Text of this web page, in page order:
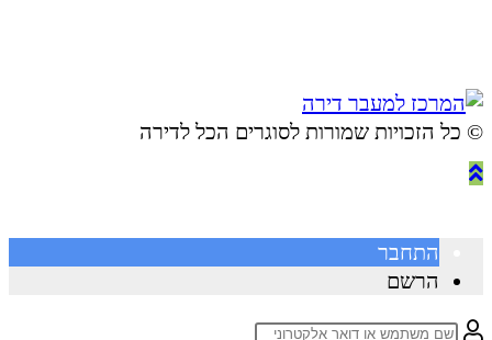
© ​כל הזכויות שמורות לסוגרים הכל לדירה
התחבר
הרשם